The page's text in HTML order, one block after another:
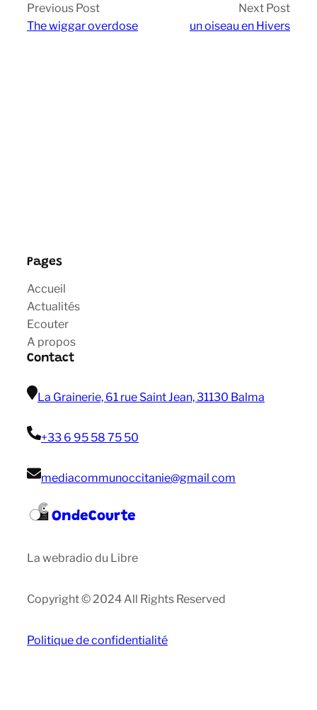
Previous Post
The wiggar overdose
Next Post
un oiseau en Hivers
Pages
Accueil
Actualités
Ecouter
A propos
Contact
La Grainerie, 61 rue Saint Jean, 31130 Balma
+33 6 95 58 75 50
mediacommunoccitanie@gmail com
OndeCourte
La webradio du Libre
Copyright © 2024 All Rights Reserved
Politique de confidentialité